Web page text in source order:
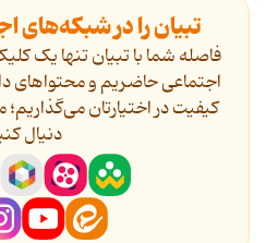
تبیان را در شبکه‌های
فاصله شما با تبیان تنها یک
اجتماعی حاضریم و محتواهای
کیفیت در اختیارتان
دنیال